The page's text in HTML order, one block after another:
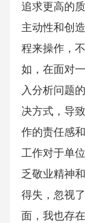
追求更高的
主动性和创
程来操作，
如，在面对
入分析问题
决方式，导
作的责任感
工作对于单
乏敬业精神
得失，忽视
面，我也存